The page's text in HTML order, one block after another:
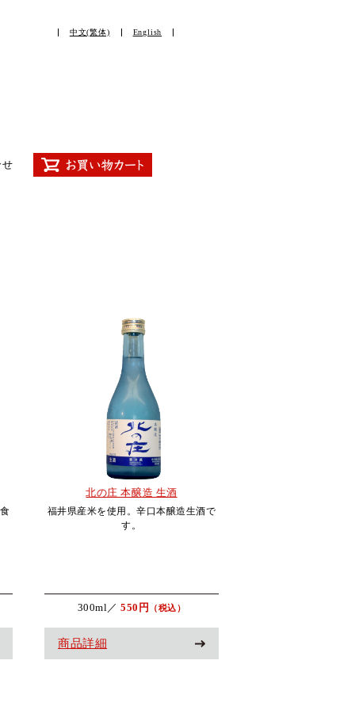
中文(繁体) English
せ
北の庄 本醸造 生酒
福井県産米を使用。辛口本醸造生酒で
す。
300ml／550円 （税込）
商品詳細